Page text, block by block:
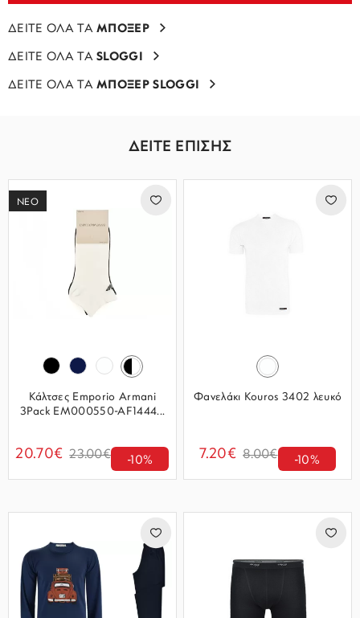
ΔΕΙΤΕ ΟΛΑ ΤΑΜΠΟΞΕΡ
ΔΕΙΤΕ ΟΛΑ ΤΑSLOGGI
ΔΕΙΤΕ ΟΛΑ ΤΑΜΠΟΞΕΡ SLOGGI
ΔΕΙΤΕ ΕΠΙΣΗΣ
ΝΕΟ
Κάλτσες Emporio Armani
3Pack EM000550-AF1444...
20.70€ 23.00€ -10%
Φανελάκι Kouros 3402 λευκό
7.20€ 8.00€ -10%